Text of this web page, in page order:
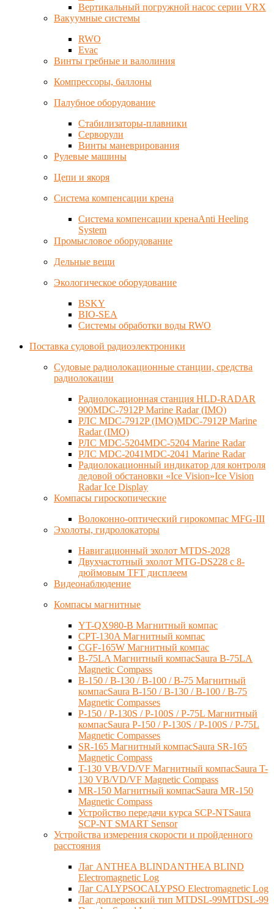
Вертикальный погружной насос серии VRX
Вакуумные системы
RWO
Evac
Винты гребные и валолиния
Компрессоры, баллоны
Палубное оборудование
Стабилизаторы-плавники
Серворули
Винты маневрирования
Рулевые машины
Цепи и якоря
Система компенсации крена
Система компенсации кренаAnti Heeling
System
Промысловое оборудование
Дельные вещи
Экологическое оборудование
BSKY
BIO-SEA
Системы обработки воды RWO
Поставка судовой радиоэлектроники
Судовые радиолокационные станции, средства
радиолокации
Радиолокационная станция HLD-RADAR
900MDC-7912P Marine Radar (IMO)
РЛС MDC-7912P (IMO)MDC-7912P Marine
Radar (IMO)
РЛС MDC-5204MDC-5204 Marine Radar
РЛС MDC-2041MDC-2041 Marine Radar
Радиолокационный индикатор для контроля
ледовой обстановки «Ice Vision»Ice Vision
Radar Ice Display
Компасы гироскопические
Волоконно-оптический гирокомпас MFG-III
Эхолоты, гидролокаторы
Навигационный эхолот MTDS-2028
Двухчастотный эхолот MTG-DS228 с 8-
дюймовым TFT дисплеем
Видеонаблюдение
Компасы магнитные
YT-QX980-B Магнитный компас
CPT-130A Магнитный компас
CGF-165W Магнитный компас
B-75LA Магнитный компасSaura B-75LA
Magnetic Compass
B-150 / B-130 / B-100 / B-75 Магнитный
компасSaura B-150 / B-130 / B-100 / B-75
Magnetic Compasses
P-150 / P-130S / P-100S / P-75L Магнитный
компасSaura P-150 / P-130S / P-100S / P-75L
Magnetic Compasses
SR-165 Магнитный компасSaura SR-165
Magnetic Compass
T-130 VB/VD/VF Магнитный компасSaura T-
130 VB/VD/VF Magnetic Compass
MR-150 Магнитный компасSaura MR-150
Magnetic Compass
Устройство передачи курса SCP-NTSaura
SCP-NT SMART Sensor
Устройства измерения скорости и пройденного
расстояния
Лаг ANTHEA BLINDANTHEA BLIND
Electromagnetic Log
Лаг CALYPSOCALYPSO Electromagnetic Log
Лаг доплеровский тип MTDSL-99MTDSL-99